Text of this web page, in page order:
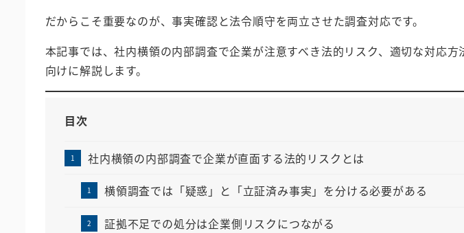
だからこそ重要なのが、事実確認と法令順守を両立させた調査対応です。
本記事では、社内横領の内部調査で企業が注意すべき法的リスク、適切な対応
向けに解説します。
目次
社内横領の内部調査で企業が直面する法的リスクとは
横領調査では「疑惑」と「立証済み事実」を分ける必要がある
証拠不足での処分は企業側リスクにつながる